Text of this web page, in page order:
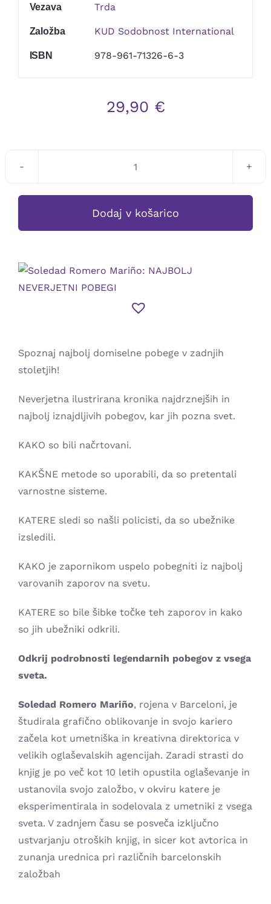
Vezava Trda
Založba KUD Sodobnost International
ISBN 978-961-71326-6-3
29,90 €
Soledad
Mariño:
količina
Dodaj v košarico
Spoznaj najbolj domiselne pobege v zadnjih
stoletjih!
Neverjetna ilustrirana kronika najdrznejših in
najbolj iznajdljivih pobegov, kar jih pozna svet.
KAKO so bili načrtovani.
KAKŠNE metode so uporabili, da so pretentali
varnostne sisteme.
KATERE sledi so našli policisti, da so ubežnike
izsledili.
KAKO je zapornikom uspelo pobegniti iz najbolj
varovanih zaporov na svetu.
KATERE so bile šibke točke teh zaporov in kako
so jih ubežniki odkrili.
Odkrij podrobnosti legendarnih pobegov z vsega
sveta.
Soledad Romero Mariño, rojena v Barceloni, je
študirala grafično oblikovanje in svojo kariero
začela kot umetniška in kreativna direktorica v
velikih oglaševalskih agencijah. Zaradi strasti do
knjig je po več kot 10 letih opustila oglaševanje in
ustanovila svojo založbo, v okviru katere je
eksperimentirala in sodelovala z umetniki z vsega
sveta. V zadnjem času se posveča izključno
ustvarjanju otroških knjig, in sicer kot avtorica in
zunanja urednica pri različnih barcelonskih
založbah